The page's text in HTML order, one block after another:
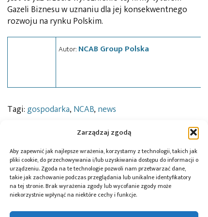
Zarządzaj zgodą
Aby zapewnić jak najlepsze wrażenia, korzystamy z technologii, takich jak
pliki cookie, do przechowywania i/lub uzyskiwania dostępu do informacji o
urządzeniu. Zgoda na te technologie pozwoli nam przetwarzać dane,
takie jak zachowanie podczas przeglądania lub unikalne identyfikatory
na tej stronie. Brak wyrażenia zgody lub wycofanie zgody może
niekorzystnie wpłynąć na niektóre cechy i funkcje.
Gazeli Biznesu w uznaniu dla jej konsekwentnego
rozwoju na rynku Polskim.
Autor: NCAB Group Polska
Tagi:gospodarka, NCAB, news
Przeczytaj również:
Global ElectronicsMicrochip i MicronFarnell podejmuje